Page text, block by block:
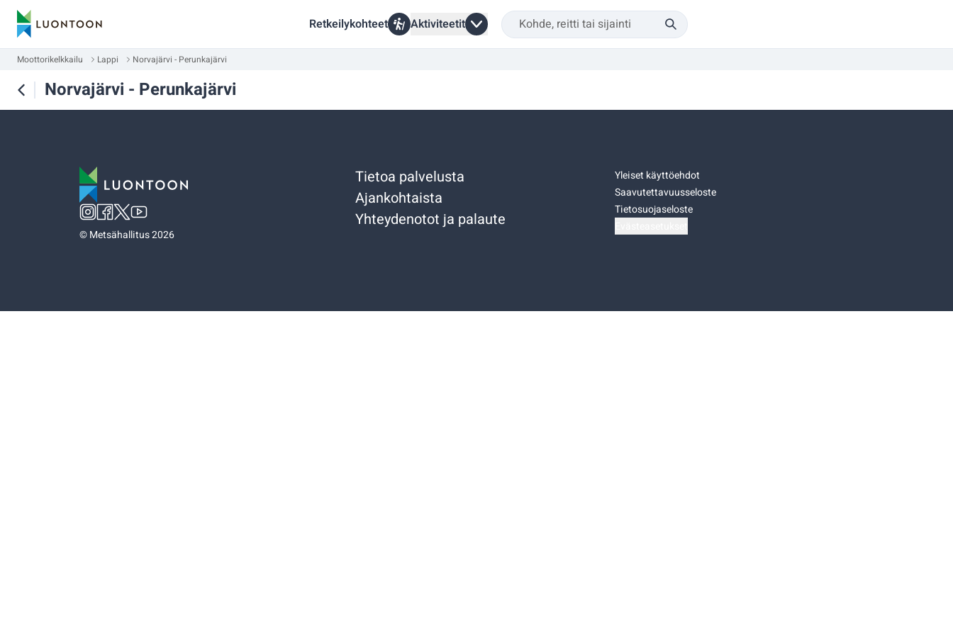
Retkeilykohteet Aktiviteetit
Moottorikelkkailu Lappi Norvajärvi - Perunkajärvi
Norvajärvi - Perunkajärvi
©Metsähallitus 2026
Tietoa palvelusta
Ajankohtaista
Yhteydenotot ja palaute
Yleiset käyttöehdot
Saavutettavuusseloste
Tietosuojaseloste